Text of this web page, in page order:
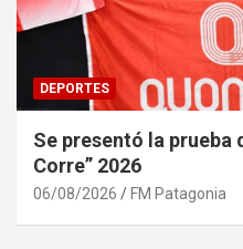
DEPORTES
Se presentó la prueba
Corre” 2026
06/08/2026 FM Patagonia